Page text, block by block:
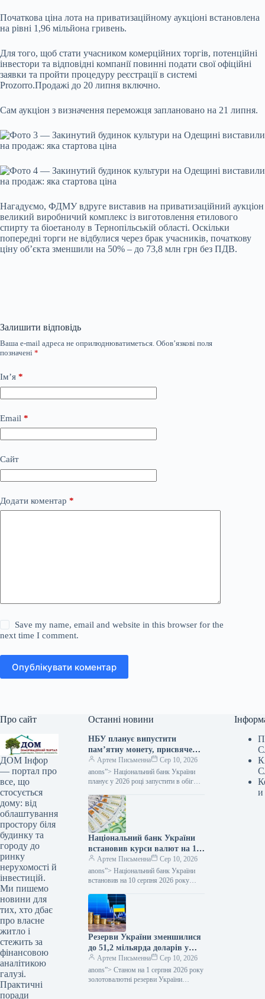
Початкова ціна лота на приватизаційному аукціоні встановлена
на рівні 1,96 мільйона гривень.
Для того, щоб стати учасником комерційних торгів, потенційні
інвестори та відповідні компанії повинні подати свої офіційні
заявки та пройти процедуру реєстрації в системі
Prozorro.Продажі до 20 липня включно.
Сам аукціон з визначення переможця заплановано на 21 липня.
Нагадуємо, ФДМУ вдруге виставив на приватизаційний аукціон
великий виробничий комплекс із виготовлення етилового
спирту та біоетанолу в Тернопільській області. Оскільки
попередні торги не відбулися через брак учасників, початкову
ціну об’єкта зменшили на 50% – до 73,8 млн грн без ПДВ.
Залишити відповідь
Ваша e-mail адреса не оприлюднюватиметься. Обов’язкові поля
позначені *
Ім’я *
Email *
Сайт
Додати коментар *
Save my name, email and website in this browser for the
next time I comment.
Опублікувати коментар
Про сайт
ДОМ Інфор
— портал про
все, що
стосується
дому: від
облаштування
простору біля
будинку та
городу до
ринку
нерухомості й
інвестицій.
Ми пишемо
новини для
тих, хто дбає
про власне
житло і
стежить за
фінансовою
аналітикою
галузі.
Практичні
поради
Останні новини
НБУ планує випустити
пам’ятну монету, присвячену
Папі Римському Івану Павлу
II — повідомляє Мінфін
Артем Письменна
Сер 10, 2026
anons”> Національний банк України
планує у 2026 році запустити в обіг
Святому Папі Римському Івану Павлу
II.…
Національний банк України
встановив курси валют на 10
серпня, згідно з якими долар
та євро втратили в ціні.
Артем Письменна
Сер 10, 2026
anons”> Національний банк України
встановив на 10 серпня 2026 року
44,75 грн/$. Таким чином,
порівняно…
Резерви України зменшилися
до 51,2 мільярда доларів у
липні, повідомило
Міністерство фінансів.
Артем Письменна
Сер 10, 2026
anons”> Станом на 1 серпня 2026 року
золотовалютні резерви України
и